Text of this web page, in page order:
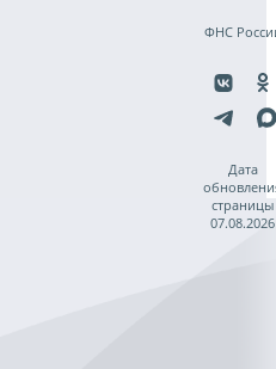
ФНС
Дата
страницы
07.08.2026